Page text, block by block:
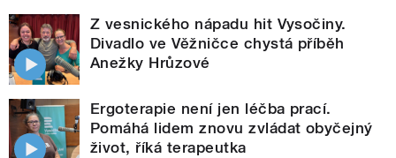
Z vesnického nápadu hit Vysočiny.
Divadlo ve Věžničce chystá příběh
Anežky Hrůzové
Ergoterapie není jen léčba prací.
Pomáhá lidem znovu zvládat obyčejný
život, říká terapeutka